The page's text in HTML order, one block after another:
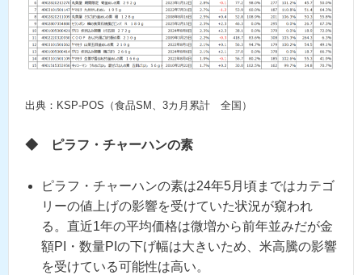
出典：KSP-POS（食品SM、3カ月累計 全国）
◆ ピラフ・チャーハンの素
ピラフ・チャーハンの素は24年5月頃まではカテゴ
リーの値上げの影響を受けていた状況が窺われ
る。直近1年の平均価格は微増から前年並みだが金
額PI・数量PIの下げ幅は大きいため、米高騰の影響
を受けている可能性は高い。